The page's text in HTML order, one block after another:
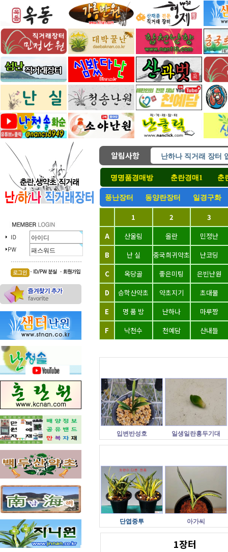
알림사항
난하나 직거래 장터
난하나직거래 모든
난하나직거래 모든
( 후원 ) 난하나직거
풍난경매 장터 오픈
명명품경매방 춘란경매1 춘
풍난장터 동양란장터 일경구화
1 2
3
A
산울림 올란
민정난
B
난 실 중국희귀약초
난코딩
C
옥당골 좋은미팅
은빈난원
D
승학산약초 약초지기
초대물
E
명 품 방 난하나
마루짱
F
낙천수 천예담 산내들
입변반성호 일생일란홍두기대
단엽중투 아가씨
1장터